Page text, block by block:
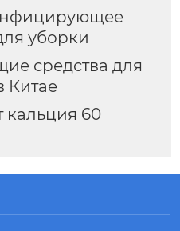
уборки
средства для
Китае
кальция 60